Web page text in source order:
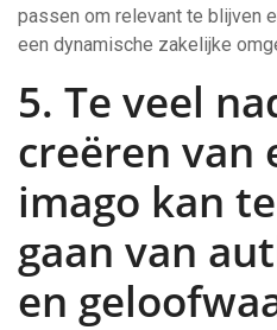
passen om relevant te blijven
een dynamische zakelijke
5. Te veel
creëren van
imago kan
gaan van
en